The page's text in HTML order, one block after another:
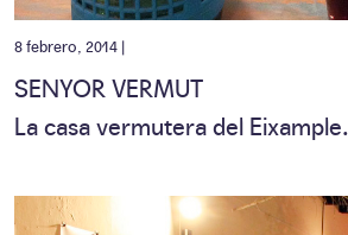
8 febrero, 2014 |
SENYOR VERMUT
La casa vermutera del Eixample.